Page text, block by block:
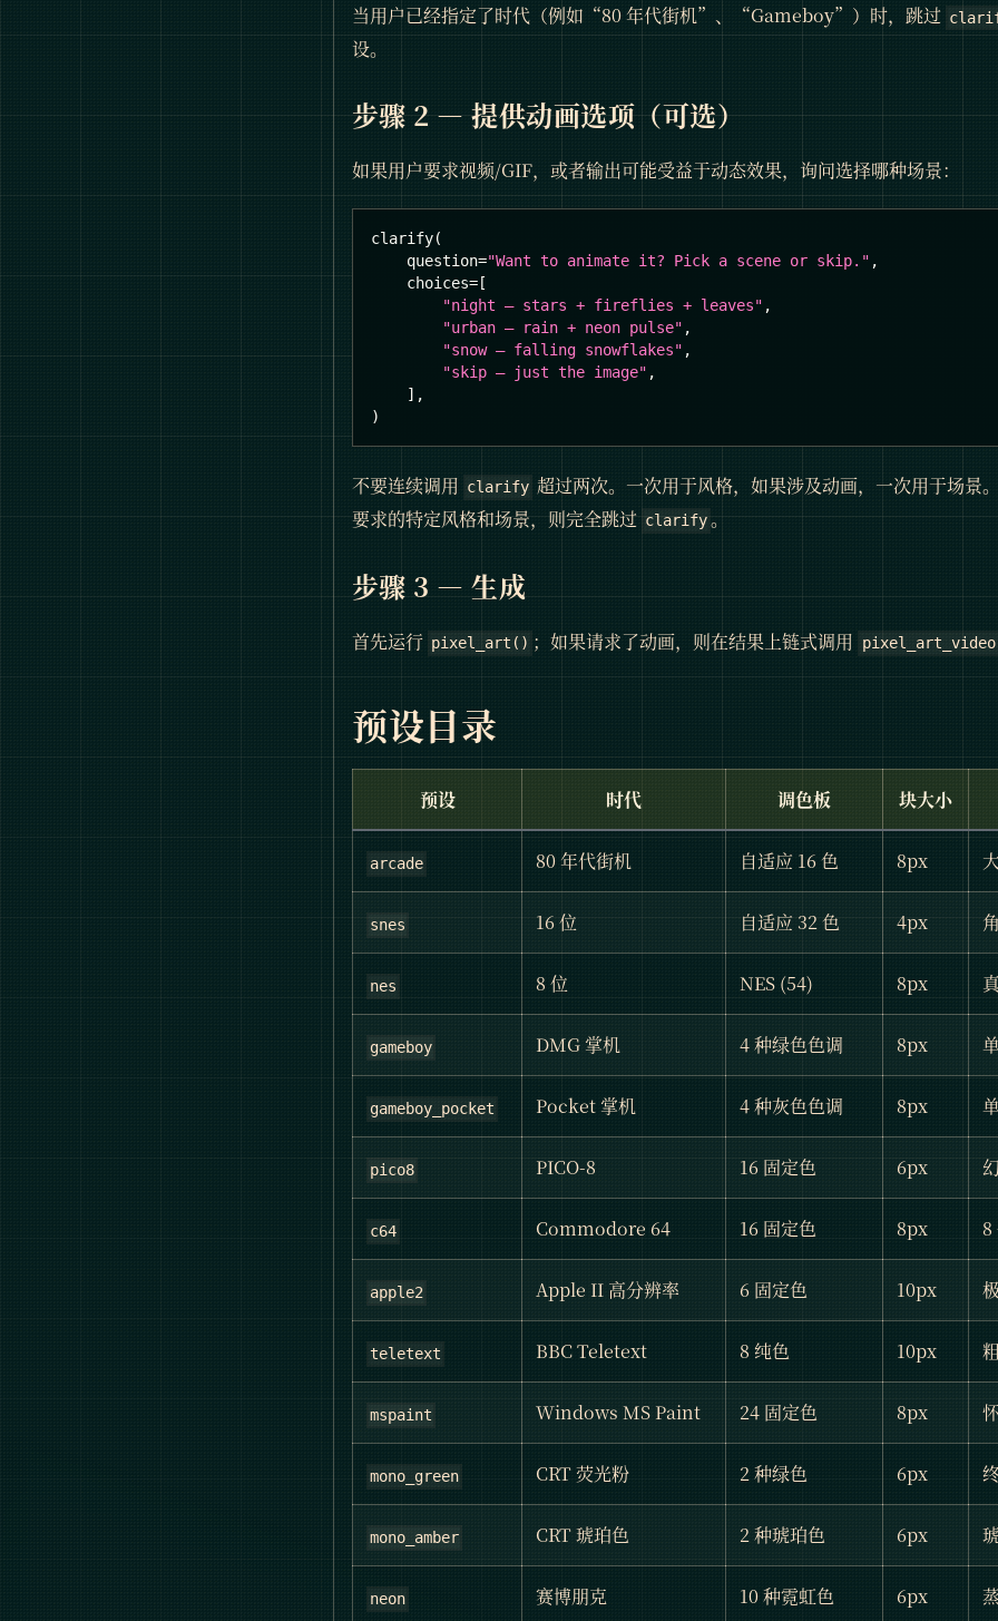
当用户已经指定了时代（例如“80 年代街机”、“Gameboy”）时，跳过
设。
步骤 2 — 提供动画选项（可选）
如果用户要求视频/GIF，或者输出可能受益于动态效果，询问选择哪种场景：
clarify(
    question
="Want to animate it? Pick a scene or skip." ,
    choices
= [
"night — stars + fireflies + leaves" ,
"urban — rain + neon pulse" ,
"snow — falling snowflakes" ,
"skip — just the image" ,
] ,
)
不要连续调用 clarify 超过两次。一次用于风格，如果涉及动画，一次用于场景
要求的特定风格和场景，则完全跳过 clarify 。
步骤 3 — 生成
首先运行 pixel_art() ；如果请求了动画，则在结果上链式调用
预设目录
预设 时代 调色板 块大小
arcade 80 年代街机 自适应 16 色 8px
snes 16 位 自适应 32 色 4px
nes 8 位 NES (54) 8px
gameboy DMG 掌机 4 种绿色色调 8px
gameboy_pocket Pocket 掌机 4 种灰色色调 8px
pico8 PICO-8 16 固定色 6px
c64 Commodore 64 16 固定色 8px 8
apple2 Apple II 高分辨率 6 固定色 10px
teletext BBC Teletext 8 纯色 10px
mspaint Windows MS Paint 24 固定色 8px
mono_green CRT 荧光粉 2 种绿色 6px
mono_amber CRT 琥珀色 2 种琥珀色 6px
neon 赛博朋克 10 种霓虹色 6px